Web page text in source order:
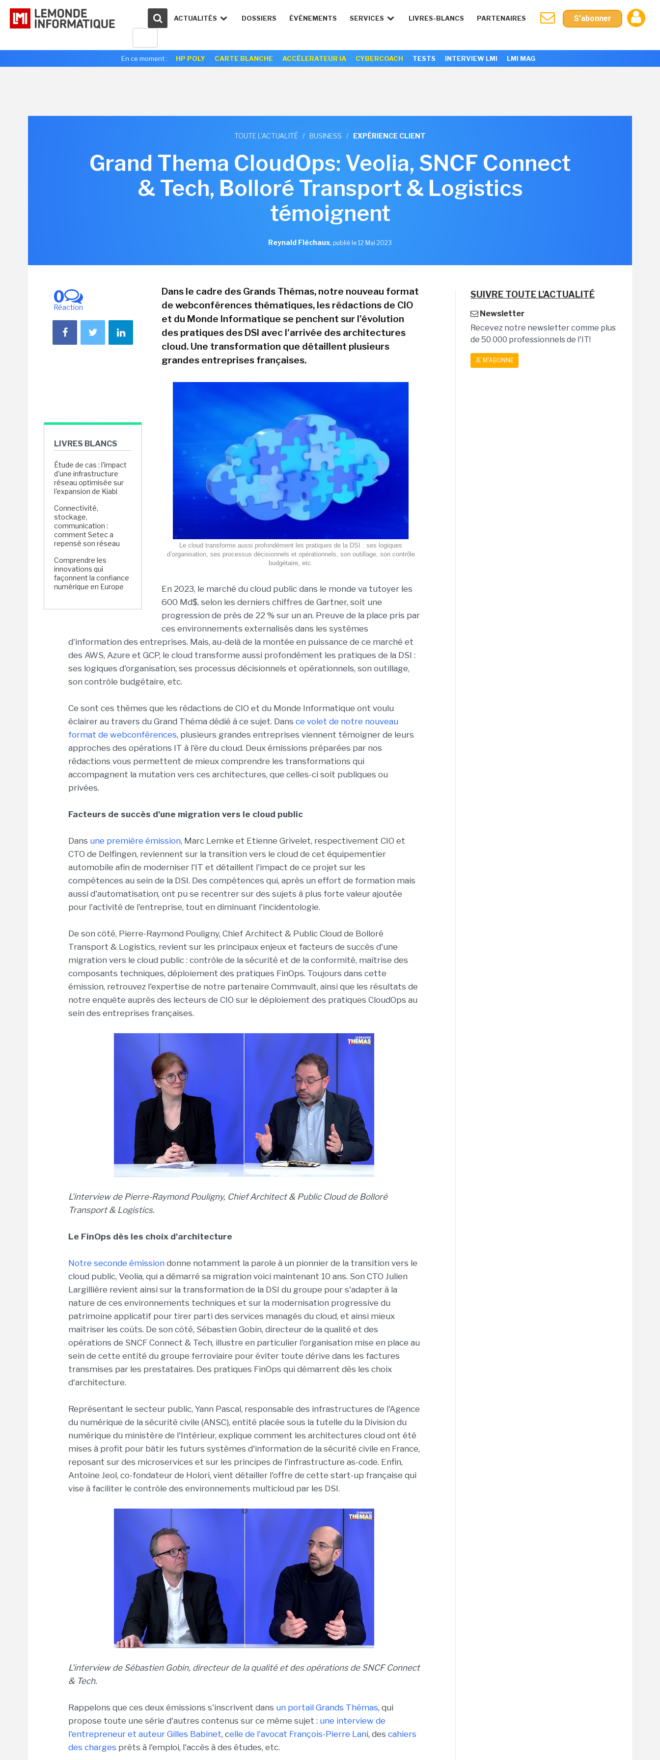
ACTUALITÉS DOSSIERS ÉVÉNEMENTS SERVICES LIVRES-BLANCS PARTENAIRES S'abonner
En ce moment : HP POLY CARTE BLANCHE ACCÉLERATEUR IA CYBERCOACH TESTS INTERVIEW LMI LMI MAG
TOUTE L'ACTUALITÉ / BUSINESS / EXPÉRIENCE CLIENT
Grand Thema CloudOps: Veolia, SNCF Connect
& Tech, Bolloré Transport & Logistics
témoignent
Reynald Fléchaux, publié le 12 Mai 2023
0
Réaction
LIVRES BLANCS
Étude de cas : l'impact
d'une infrastructure
réseau optimisée sur
l'expansion de Kiabi
Connectivité,
stockage,
communication :
comment Setec a
repensé son réseau
Comprendre les
innovations qui
façonnent la confiance
numérique en Europe
Dans le cadre des Grands Thémas, notre nouveau format
de webconférences thématiques, les rédactions de CIO
et du Monde Informatique se penchent sur l'évolution
des pratiques des DSI avec l'arrivée des architectures
cloud. Une transformation que détaillent plusieurs
grandes entreprises françaises.
Le cloud transforme aussi profondément les pratiques de la DSI : ses logiques
d’organisation, ses processus décisionnels et opérationnels, son outillage, son contrôle
budgétaire, etc.
En 2023, le marché du cloud public dans le monde va tutoyer les
600 Md$, selon les derniers chiffres de Gartner, soit une
progression de près de 22 % sur un an. Preuve de la place pris par
ces environnements externalisés dans les systèmes
d'information des entreprises. Mais, au-delà de la montée en puissance de ce marché et
des AWS, Azure et GCP, le cloud transforme aussi profondément les pratiques de la DSI :
ses logiques d'organisation, ses processus décisionnels et opérationnels, son outillage,
son contrôle budgétaire, etc.
Ce sont ces thèmes que les rédactions de CIO et du Monde Informatique ont voulu
éclairer au travers du Grand Théma dédié à ce sujet. Dans ce volet de notre nouveau
format de webconférences, plusieurs grandes entreprises viennent témoigner de leurs
approches des opérations IT à l'ère du cloud. Deux émissions préparées par nos
rédactions vous permettent de mieux comprendre les transformations qui
accompagnent la mutation vers ces architectures, que celles-ci soit publiques ou
privées.
Facteurs de succès d'une migration vers le cloud public
Dans une première émission, Marc Lemke et Etienne Grivelet, respectivement CIO et
CTO de Delfingen, reviennent sur la transition vers le cloud de cet équipementier
automobile afin de moderniser l'IT et détaillent l'impact de ce projet sur les
compétences au sein de la DSI. Des compétences qui, après un effort de formation mais
aussi d'automatisation, ont pu se recentrer sur des sujets à plus forte valeur ajoutée
pour l'activité de l'entreprise, tout en diminuant l'incidentologie.
De son côté, Pierre-Raymond Pouligny, Chief Architect & Public Cloud de Bolloré
Transport & Logistics, revient sur les principaux enjeux et facteurs de succès d'une
migration vers le cloud public : contrôle de la sécurité et de la conformité, maîtrise des
composants techniques, déploiement des pratiques FinOps. Toujours dans cette
émission, retrouvez l'expertise de notre partenaire Commvault, ainsi que les résultats de
notre enquête auprès des lecteurs de CIO sur le déploiement des pratiques CloudOps au
sein des entreprises françaises.
L'interview de Pierre-Raymond Pouligny, Chief Architect & Public Cloud de Bolloré
Transport & Logistics.
Le FinOps dès les choix d'architecture
Notre seconde émission donne notamment la parole à un pionnier de la transition vers le
cloud public, Veolia, qui a démarré sa migration voici maintenant 10 ans. Son CTO Julien
Largillière revient ainsi sur la transformation de la DSI du groupe pour s'adapter à la
nature de ces environnements techniques et sur la modernisation progressive du
patrimoine applicatif pour tirer parti des services managés du cloud, et ainsi mieux
maîtriser les coûts. De son côté, Sébastien Gobin, directeur de la qualité et des
opérations de SNCF Connect & Tech, illustre en particulier l'organisation mise en place au
sein de cette entité du groupe ferroviaire pour éviter toute dérive dans les factures
transmises par les prestataires. Des pratiques FinOps qui démarrent dès les choix
d'architecture.
Représentant le secteur public, Yann Pascal, responsable des infrastructures de l'Agence
du numérique de la sécurité civile (ANSC), entité placée sous la tutelle du la Division du
numérique du ministère de l'Intérieur, explique comment les architectures cloud ont été
mises à profit pour bâtir les futurs systèmes d'information de la sécurité civile en France,
reposant sur des microservices et sur les principes de l'infrastructure as-code. Enfin,
Antoine Jeol, co-fondateur de Holori, vient détailler l'offre de cette start-up française qui
vise à faciliter le contrôle des environnements multicloud par les DSI.
L'interview de Sébastien Gobin, directeur de la qualité et des opérations de SNCF Connect
& Tech.
Rappelons que ces deux émissions s'inscrivent dans un portail Grands Thémas, qui
propose toute une série d'autres contenus sur ce même sujet : une interview de
l'entrepreneur et auteur Gilles Babinet, celle de l'avocat François-Pierre Lani, des cahiers
des charges prêts à l'emploi, l'accès à des études, etc.
SUIVRE TOUTE L'ACTUALITÉ
Newsletter
Recevez notre newsletter comme plus
de 50 000 professionnels de l'IT!
JE M'ABONNE